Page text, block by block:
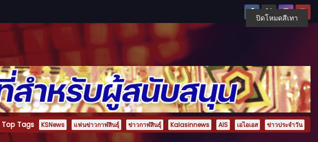
Top Tags KSNews แฟนข่าวกาฬสินธุ์ ข่าวกาฬสินธุ์ Kalasinnews AIS เอไอเอส ข่าวประจำวัน
ปิดโหมดสีเทา